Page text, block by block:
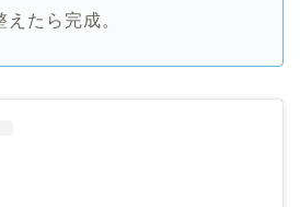
たら完成。